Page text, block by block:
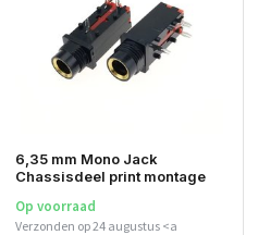
6,35 mm Mono Jack
Chassisdeel print montage
Op voorraad
Verzonden op 24 augustus <a